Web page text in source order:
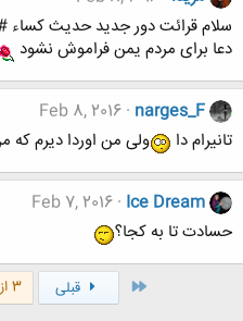
سلام قرائت دور جدید حدیث کساء
دعا برای مردم یمن فراموش نشود
narges_F
Feb 8, 2016
تانیرام دا
ولی من اوردا دیرم که
Ice Dream
Feb 7, 2016
حسادت تا به کجا؟
قبلی 3 از 88